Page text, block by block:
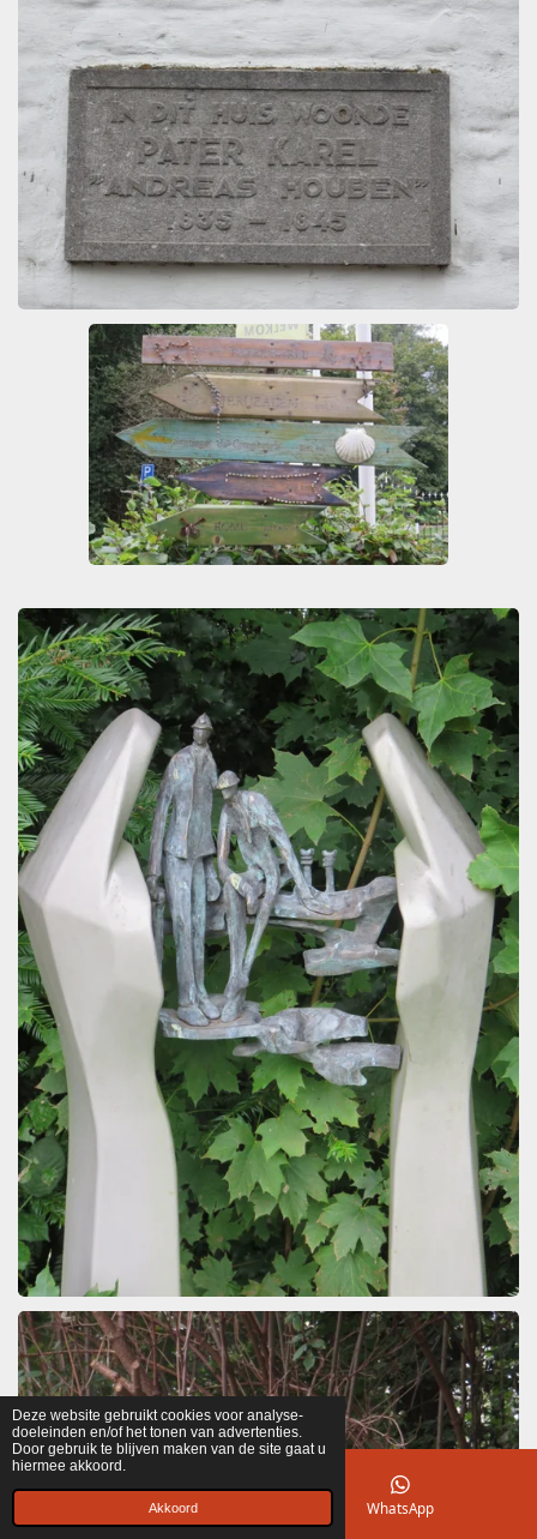
Deze website gebruikt cookies voor analyse-
doeleinden en/of het tonen van advertenties.
Door gebruik te blijven maken van de site gaat u
hiermee akkoord.
Akkoord
E-mailadres WhatsApp